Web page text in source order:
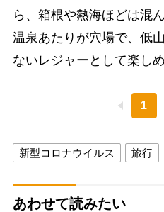
ら、箱根や熱海ほどは混
温泉あたりが穴場で、低
ないレジャーとして楽し
1
新型コロナウイルス 旅行
あわせて読みたい